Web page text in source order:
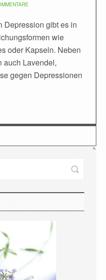
Depression gibt es in
wie
oder Kapseln. Neben
auch Lavendel,
gegen Depressionen